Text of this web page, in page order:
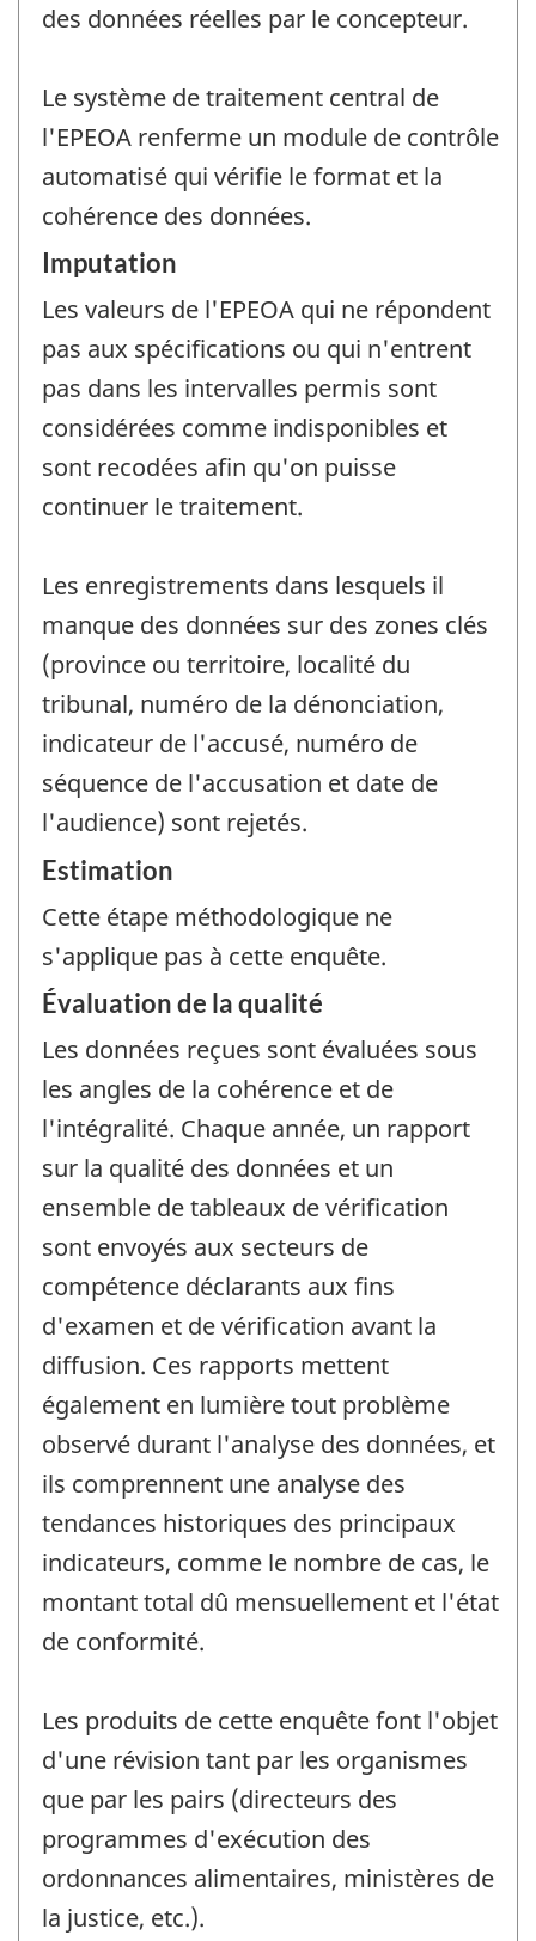
des données réelles par le concepteur.
Le système de traitement central de
l'EPEOA renferme un module de contrôle
automatisé qui vérifie le format et la
cohérence des données.
Imputation
Les valeurs de l'EPEOA qui ne répondent
pas aux spécifications ou qui n'entrent
pas dans les intervalles permis sont
considérées comme indisponibles et
sont recodées afin qu'on puisse
continuer le traitement.
Les enregistrements dans lesquels il
manque des données sur des zones clés
(province ou territoire, localité du
tribunal, numéro de la dénonciation,
indicateur de l'accusé, numéro de
séquence de l'accusation et date de
l'audience) sont rejetés.
Estimation
Cette étape méthodologique ne
s'applique pas à cette enquête.
Évaluation de la qualité
Les données reçues sont évaluées sous
les angles de la cohérence et de
l'intégralité. Chaque année, un rapport
sur la qualité des données et un
ensemble de tableaux de vérification
sont envoyés aux secteurs de
compétence déclarants aux fins
d'examen et de vérification avant la
diffusion. Ces rapports mettent
également en lumière tout problème
observé durant l'analyse des données, et
ils comprennent une analyse des
tendances historiques des principaux
indicateurs, comme le nombre de cas, le
montant total dû mensuellement et l'état
de conformité.
Les produits de cette enquête font l'objet
d'une révision tant par les organismes
que par les pairs (directeurs des
programmes d'exécution des
ordonnances alimentaires, ministères de
la justice, etc.).